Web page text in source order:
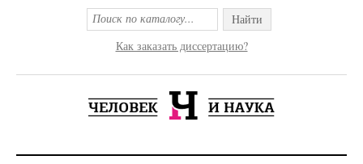
Найти
Как заказать диссертацию?